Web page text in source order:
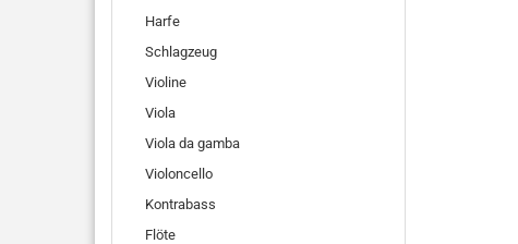
Harfe
Schlagzeug
Violine
Viola
Viola da gamba
Violoncello
Kontrabass
Flöte